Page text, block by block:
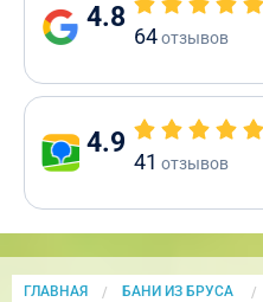
4.8
64отзывов
4.9
41 отзывов
ГЛАВНАЯ БАНИ ИЗ БРУСА